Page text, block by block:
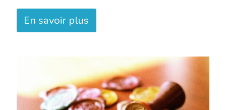
En savoir plus